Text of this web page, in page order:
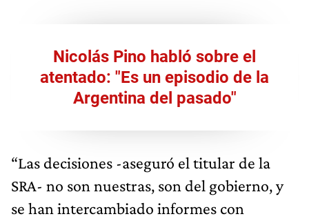
Nicolás Pino habló sobre el
atentado: "Es un episodio de la
Argentina del pasado"
“Las decisiones -aseguró el titular de la
SRA- no son nuestras, son del gobierno, y
se han intercambiado informes con